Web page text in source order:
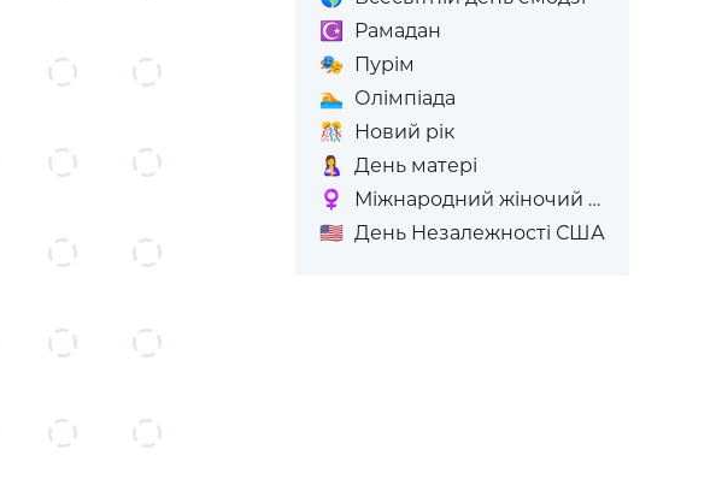
☪️
Рамадан
🎭 Пурім
🏊 Олімпіада
🎊
Новий рік
🤱
День матері
♀️
Міжнародний жіночий день
🇺🇸 День Незалежності США